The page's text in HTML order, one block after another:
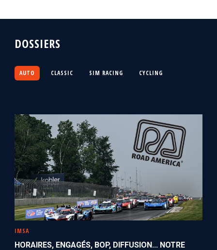
DOSSIERS
AUTO CLASSIC SIM RACING CYCLING
IMSA
HORAIRES, ENGAGÉS, BOP, DIFFUSION... NOTRE